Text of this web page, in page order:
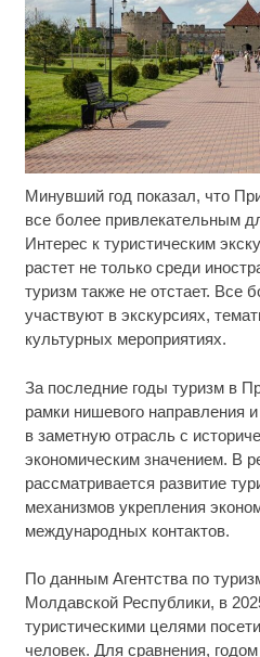
Минувший год показал, что
все более привлекательным
Интерес к туристическим
растет не только среди
туризм также не отстает. Все
участвуют в экскурсиях,
культурных мероприятиях.
За последние годы туризм в
рамки нишевого направления
в заметную отрасль с
экономическим значением. В
рассматривается развитие
механизмов укрепления
международных контактов.
По данным Агентства по
Молдавской Республики, в
туристическими целями
человек. Для сравнения,
Семью убитого в
Никогда не храните
один маленький
Публичный удар
настоящий вызов